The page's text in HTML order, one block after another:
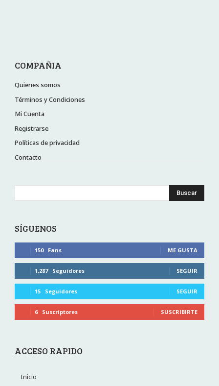
COMPAÑIA
Quienes somos
Términos y Condiciones
Mi Cuenta
Registrarse
Políticas de privacidad
Contacto
Buscar
SÍGUENOS
150 Fans ME GUSTA
1,287 Seguidores SEGUIR
15 Seguidores SEGUIR
6 Suscriptores SUSCRIBIRTE
ACCESO RAPIDO
Inicio